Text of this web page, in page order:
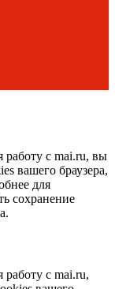
с mai.ru, вы
вашего браузера,
для
сохранение
с mai.ru,